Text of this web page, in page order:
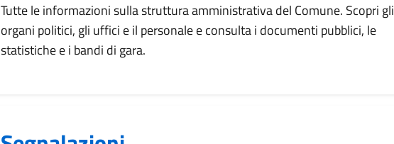
Tutte le informazioni sulla struttura amministrativa del Comune. Scopri gli
organi politici, gli uffici e il personale e consulta i documenti pubblici, le
statistiche e i bandi di gara.